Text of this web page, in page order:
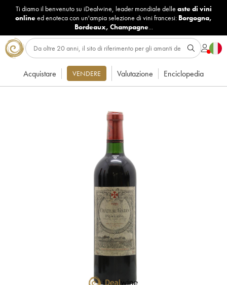
Ti diamo il benvenuto su iDealwine, leader mondiale delle aste di vini
onlineed enoteca con un'ampia selezione di vini francesi: Borgogna,
Bordeaux, Champagne...
Acquistare VENDERE Valutazione Enciclopedia